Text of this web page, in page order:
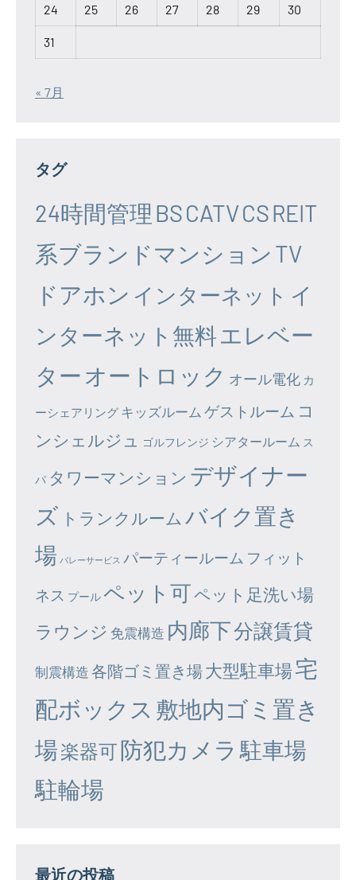
24 25 26 27 28 29 30
31
« 7月
タグ
24時間管理 BSCATVCSREIT
系ブランドマンション TV
ドアホン インターネット イ
ンターネット無料エレベー
ター オートロック オール電化 カ
ーシェアリング キッズルーム ゲストルーム コ
ンシェルジュ
ゴルフレンジ シアタールーム ス
パ タワーマンション デザイナー
ズ トランクルーム バイク置き
場 バレーサービス パーティールーム フィット
ネス プール ペット可ペット足洗い場
ラウンジ 免震構造 内廊下分譲賃貸
制震構造 各階ゴミ置き場大型駐車場宅
配ボックス 敷地内ゴミ置き
場楽器可防犯カメラ 駐車場
駐輪場
最近の投稿